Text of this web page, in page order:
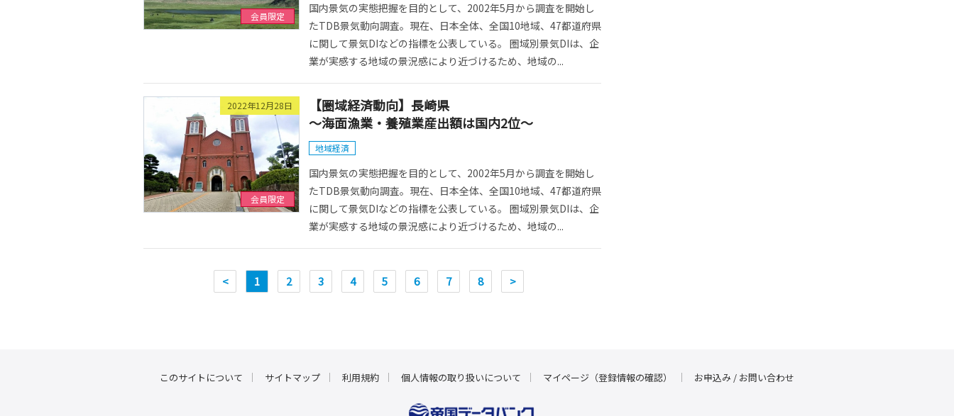
会員限定
国内景気の実態把握を目的として、2002年5月から調査を開始し
たTDB景気動向調査。現在、日本全体、全国10地域、47都道府県
に関して景気DIなどの指標を公表している。 圏域別景気DIは、企
業が実感する地域の景況感により近づけるため、地域の...
2022年12月28日
会員限定
【圏域経済動向】長崎県
～海面漁業・養殖業産出額は国内2位～
地域経済
国内景気の実態把握を目的として、2002年5月から調査を開始し
たTDB景気動向調査。現在、日本全体、全国10地域、47都道府県
に関して景気DIなどの指標を公表している。 圏域別景気DIは、企
業が実感する地域の景況感により近づけるため、地域の...
< 1 2 3 4 5 6 7 8 >
このサイトについて サイトマップ 利用規約 個人情報の取り扱いについて マイページ（登録情報の確認） お申込み / お問い合わせ